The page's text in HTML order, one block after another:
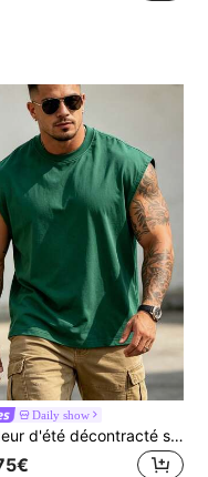
Daily show
Débardeur d'été décontracté sans manches col ras-du-cou pour hommes, style sport